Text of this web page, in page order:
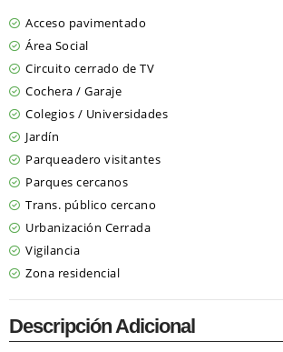
Acceso pavimentado
Área Social
Circuito cerrado de TV
Cochera / Garaje
Colegios / Universidades
Jardín
Parqueadero visitantes
Parques cercanos
Trans. público cercano
Urbanización Cerrada
Vigilancia
Zona residencial
Descripción Adicional